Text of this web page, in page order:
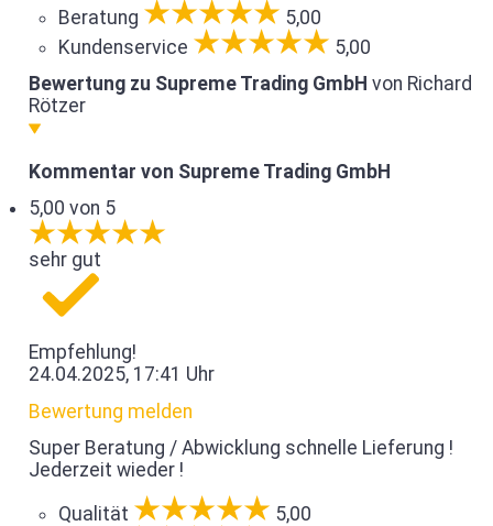
Beratung
5,00
Kundenservice
5,00
Bewertung zu Supreme Trading GmbH von Richard
Rötzer
Kommentar von Supreme Trading GmbH
5,00 von 5
sehr gut
Empfehlung!
24.04.2025, 17:41 Uhr
Bewertung melden
Super Beratung / Abwicklung schnelle Lieferung !
Jederzeit wieder !
Qualität
5,00